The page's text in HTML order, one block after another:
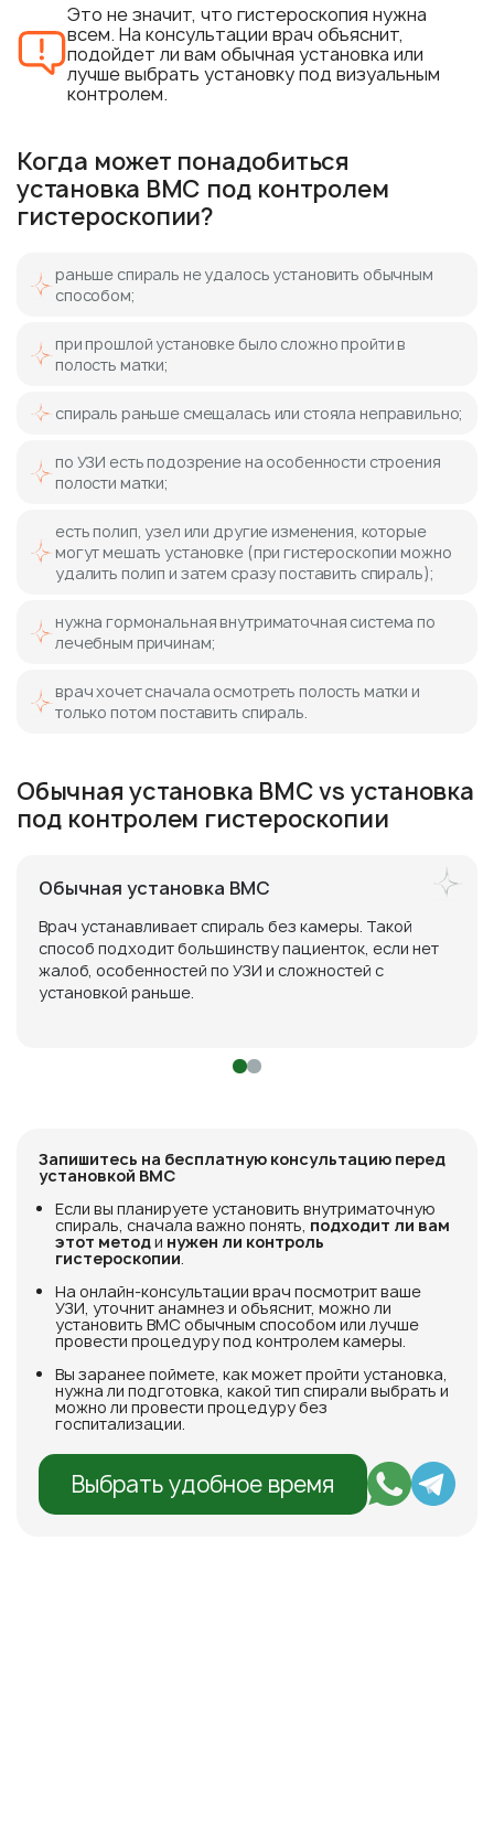
Это не значит, что гистероскопия нужна
всем. На консультации врач объяснит,
подойдет ли вам обычная установка или
лучше выбрать установку под визуальным
контролем.
Когда может понадобиться
установка ВМС под контролем
гистероскопии?
раньше спираль не удалось установить обычным
способом;
при прошлой установке было сложно пройти в
полость матки;
спираль раньше смещалась или стояла неправильно;
по УЗИ есть подозрение на особенности строения
полости матки;
есть полип, узел или другие изменения, которые
могут мешать установке (при гистероскопии можно
удалить полип и затем сразу поставить спираль);
нужна гормональная внутриматочная система по
лечебным причинам;
врач хочет сначала осмотреть полость матки и
только потом поставить спираль.
Обычная установка ВМС vs установка
под контролем гистероскопии
Обычная установка ВМС
Врач устанавливает спираль без камеры. Такой
способ подходит большинству пациенток, если нет
жалоб, особенностей по УЗИ и сложностей с
установкой раньше.
Запишитесь на бесплатную консультацию перед
установкой ВМС
Если вы планируете установить внутриматочную
спираль, сначала важно понять, подходит ли вам
этот методи нужен ли контроль
гистероскопии.
На онлайн-консультации врач посмотрит ваше
УЗИ, уточнит анамнез и объяснит, можно ли
установить ВМС обычным способом или лучше
провести процедуру под контролем камеры.
Вы заранее поймете, как может пройти установка,
нужна ли подготовка, какой тип спирали выбрать и
можно ли провести процедуру без
госпитализации.
Выбрать удобное время